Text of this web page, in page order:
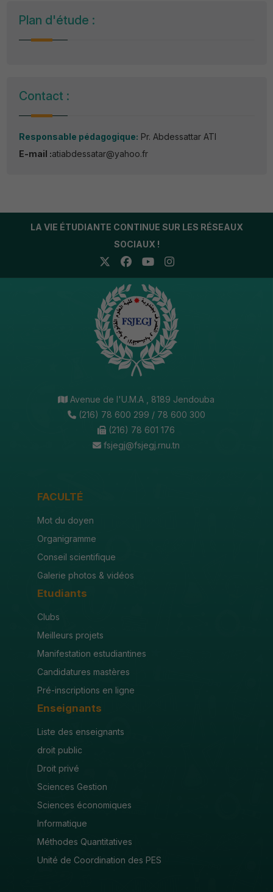
Plan d'étude :
Contact :
Responsable pédagogique: Pr. Abdessattar ATI
E-mail :atiabdessatar@yahoo.fr
LA VIE ÉTUDIANTE CONTINUE SUR LES RÉSEAUX
SOCIAUX !
Avenue de l'U.M.A , 8189 Jendouba
(216) 78 600 299 / 78 600 300
(216) 78 601 176
fsjegj@fsjegj.rnu.tn
FACULTÉ
Mot du doyen
Organigramme
Conseil scientifique
Galerie photos & vidéos
Etudiants
Clubs
Meilleurs projets
Manifestation estudiantines
Candidatures mastères
Pré-inscriptions en ligne
Enseignants
Liste des enseignants
droit public
Droit privé
Sciences Gestion
Sciences économiques
Informatique
Méthodes Quantitatives
Unité de Coordination des PES